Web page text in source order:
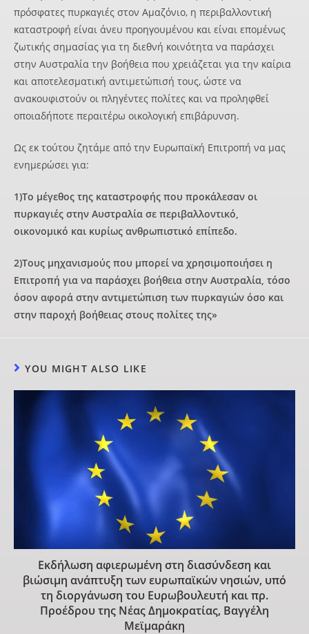
πρόσφατες πυρκαγιές στον Αμαζόνιο, η περιβαλλοντική
καταστροφή είναι άνευ προηγουμένου και είναι επομένως
ζωτικής σημασίας για τη διεθνή κοινότητα να παράσχει
στην Αυστραλία την βοήθεια που χρειάζεται για την καίρια
και αποτελεσματική αντιμετώπισή τους, ώστε να
ανακουφιστούν οι πληγέντες πολίτες και να προληφθεί
οποιαδήποτε περαιτέρω οικολογική επιβάρυνση.
Ως εκ τούτου ζητάμε από την Ευρωπαϊκή Επιτροπή να μας
ενημερώσει για:
1)Το μέγεθος της καταστροφής που προκάλεσαν οι
πυρκαγιές στην Αυστραλία σε περιβαλλοντικό,
οικονομικό και κυρίως ανθρωπιστικό επίπεδο.
2)Τους μηχανισμούς που μπορεί να χρησιμοποιήσει η
Επιτροπή για να παράσχει βοήθεια στην Αυστραλία, τόσο
όσον αφορά στην αντιμετώπιση των πυρκαγιών όσο και
στην παροχή βοήθειας στους πολίτες της»
YOU MIGHT ALSO LIKE
Εκδήλωση αφιερωμένη στη διασύνδεση και
βιώσιμη ανάπτυξη των ευρωπαϊκών νησιών, υπό
τη διοργάνωση του Ευρωβουλευτή και πρ.
Προέδρου της Νέας Δημοκρατίας, Βαγγέλη
Μεϊμαράκη